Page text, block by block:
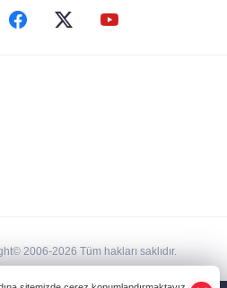
2006-2026 Tüm hakları saklıdır.